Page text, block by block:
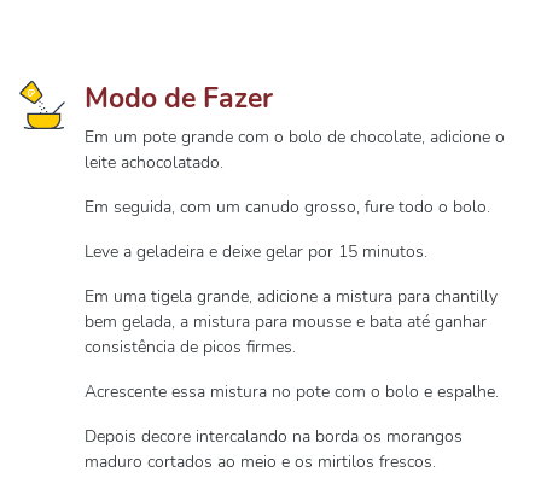
Modo de Fazer
Em um pote grande com o bolo de chocolate, adicione o
leite achocolatado.
Em seguida, com um canudo grosso, fure todo o bolo.
Leve a geladeira e deixe gelar por 15 minutos.
Em uma tigela grande, adicione a mistura para chantilly
bem gelada, a mistura para mousse e bata até ganhar
consistência de picos firmes.
Acrescente essa mistura no pote com o bolo e espalhe.
Depois decore intercalando na borda os morangos
maduro cortados ao meio e os mirtilos frescos.